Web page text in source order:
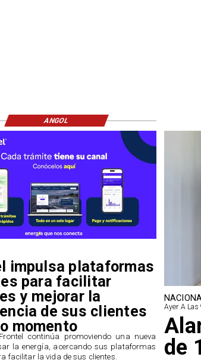
impulsa plataformas
para facilitar
y mejorar la
de sus clientes
momento
continúa promoviendo una nueva
la energía, acercando sus plataformas
facilitar la vida de sus clientes.
Ayer A Las
de
ANGOL